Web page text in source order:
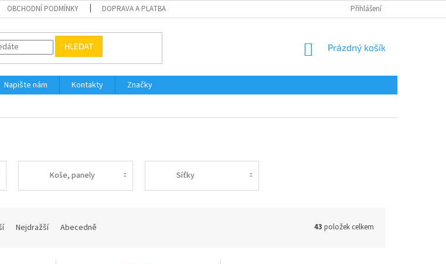
OBCHODNÍ PODMÍNKY DOPRAVA A PLATBA Přihlášení
HLEDAT
NÁKUPNÍ
Prázdný košík
Napište nám Kontakty
Značky
Koše, panely Síťky
Nejdražší Abecedně 43 položek celkem